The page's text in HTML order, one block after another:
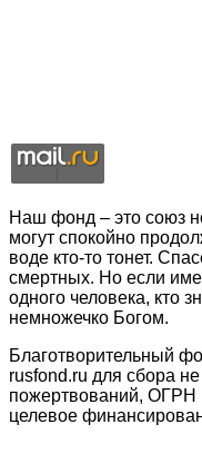
Наш фонд – это союз
могут спокойно
воде кто-то тонет.
смертных. Но если
одного человека, кто
немножечко Богом.
Благотворительный
rusfond.ru для сбора
пожертвований, ОГРН
целевое